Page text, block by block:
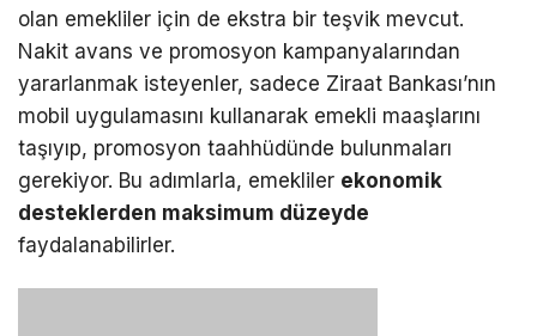
olan emekliler için de ekstra bir teşvik mevcut.
Nakit avans ve promosyon kampanyalarından
yararlanmak isteyenler, sadece Ziraat Bankası’nın
mobil uygulamasını kullanarak emekli maaşlarını
taşıyıp, promosyon taahhüdünde bulunmaları
gerekiyor. Bu adımlarla, emekliler ekonomik
desteklerden maksimum düzeyde
faydalanabilirler.